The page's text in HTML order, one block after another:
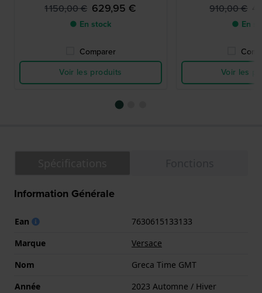
1 150,00 € 629,95 €
● En stock
Comparer
Voir les produits
910,00 €
● En
Voir les
Information Générale
Ean
7630615133133
Marque
Versace
Nom
Greca Time GMT
Année
2023 Automne / Hiver